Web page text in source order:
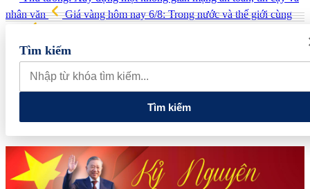
nhân văn
Giá vàng hôm nay 6/8: Trong nước và thế giới cùng
Ninh
Giá xăng dầu hôm nay 6/8: Xăng có thể giảm hơn 1.000
đồng/lít
PNJ triệu tập đại hội cổ đông bất thường sau khủng
hoảng kim cương
Tìm kiếm
Tìm kiếm